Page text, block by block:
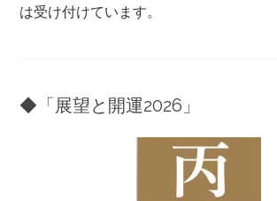
は受け付けています。
◆「展望と開運2026」